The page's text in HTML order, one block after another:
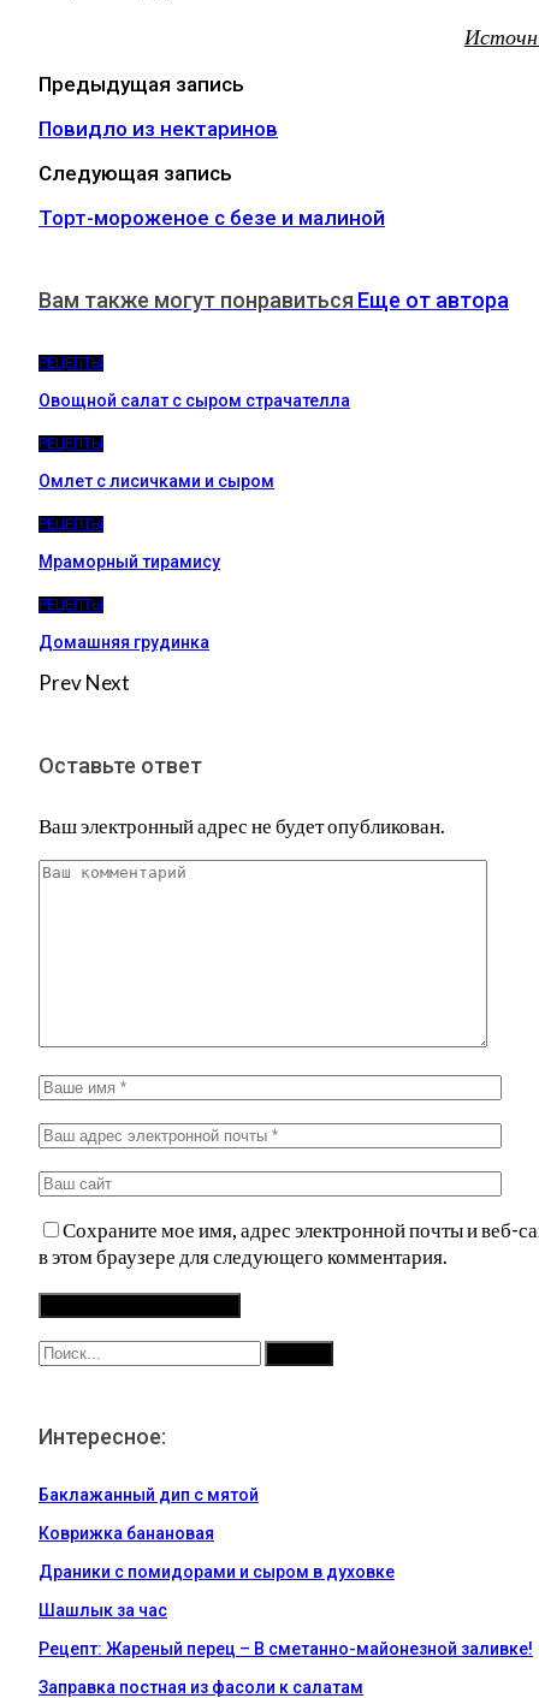
Предыдущая запись
Повидло из нектаринов
Следующая запись
Торт-мороженое с безе и малиной
Вам также могут понравиться Еще от автора
РЕЦЕПТЫ
Овощной салат с сыром страчателла
РЕЦЕПТЫ
Омлет с лисичками и сыром
РЕЦЕПТЫ
Мраморный тирамису
РЕЦЕПТЫ
Домашняя грудинка
PrevNext
Оставьте ответ
Ваш электронный адрес не будет опубликован.
Сохраните мое имя, адрес электронной почты и веб-
в этом браузере для следующего комментария.
Интересное:
Баклажанный дип с мятой
Коврижка банановая
Драники с помидорами и сыром в духовке
Шашлык за час
Рецепт: Жареный перец – В сметанно-майонезной заливке!
Заправка постная из фасоли к салатам